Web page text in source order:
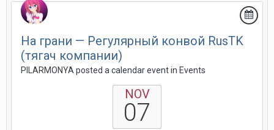
На грани — Регулярный конвой RusTK
(тягач компании)
PILARMONYA posted a calendar event in Events
NOV
07